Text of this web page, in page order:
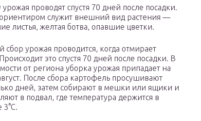
урожая проводят спустя 70 дней после посадки.
служит внешний вид растения —
листья, желтая ботва, опавшие цветки.
сбор урожая проводится, когда отмирает
это спустя 70 дней после посадки. В
от региона уборка урожая припадает на
После сбора картофель просушивают
дней, затем собирают в мешки или ящики и
в подвал, где температура держится в
3°С.